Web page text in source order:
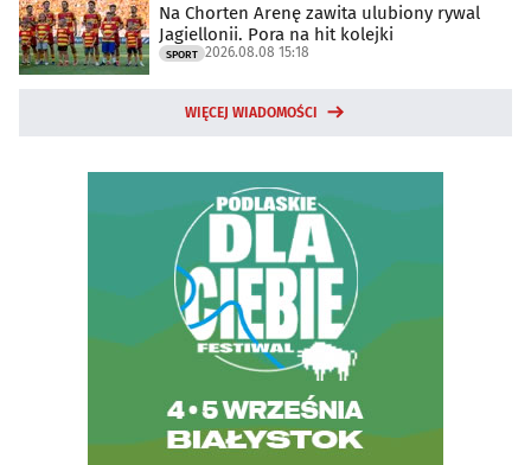
Na Chorten Arenę zawita ulubiony rywal
Jagiellonii. Pora na hit kolejki
SPORT 2026.08.08 15:18
WIĘCEJ WIADOMOŚCI